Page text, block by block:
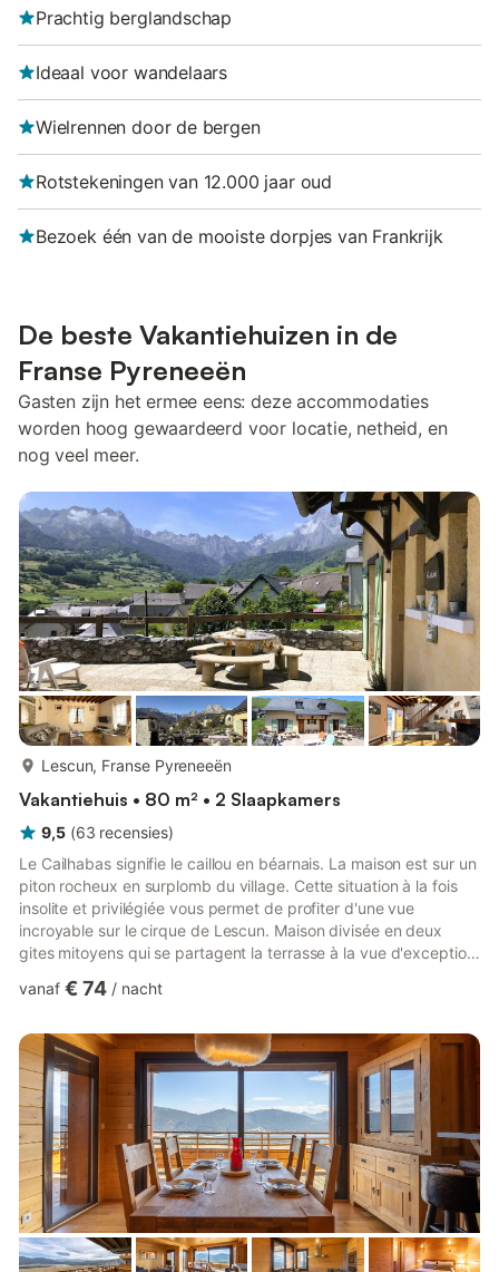
Prachtig berglandschap
Ideaal voor wandelaars
Wielrennen door de bergen
Rotstekeningen van 12.000 jaar oud
Bezoek één van de mooiste dorpjes van Frankrijk
De beste Vakantiehuizen in de
Franse Pyreneeën
Gasten zijn het ermee eens: deze accommodaties
worden hoog gewaardeerd voor locatie, netheid, en
nog veel meer.
Lescun, Franse Pyreneeën
Vakantiehuis • 80 m² • 2 Slaapkamers
9,5 (63 recensies)
Le Cailhabas signifie le caillou en béarnais. La maison est sur un
piton rocheux en surplomb du village. Cette situation à la fois
insolite et privilégiée vous permet de profiter d'une vue
incroyable sur le cirque de Lescun. Maison divisée en deux
gites mitoyens qui se partagent la terrasse à la vue d'exception.
(micro-ondes, frigo-congélateur, plaque cuisson gaz, four
Séjour/coin-salon (TV, cheminée, chaine Bluetooth enceinte
connectée, box internet en WIFI). WC. ...
vanaf € 74 / nacht